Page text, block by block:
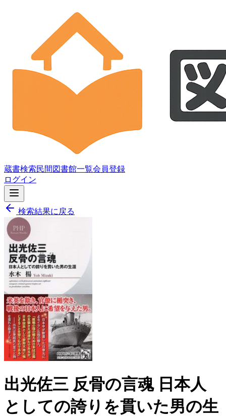
蔵書検索民間図書館一覧会員登録
ログイン
検索結果に戻る
出光佐三 反骨の言魂 日本人
としての誇りを貫いた男の生